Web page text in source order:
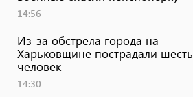
14:56
Из-за обстрела города на
Харьковщине пострадали шесть
человек
14:30